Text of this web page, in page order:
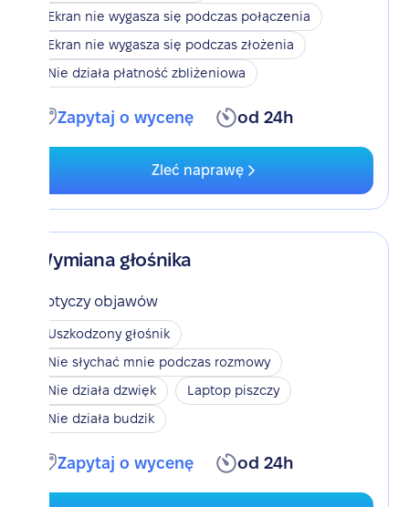
Ekran nie wygasza się podczas połączenia
Ekran nie wygasza się podczas złożenia
Nie działa płatność zbliżeniowa
Zapytaj o wycenę od 24h
Zleć naprawę
Wymiana głośnika
Dotyczy objawów
Uszkodzony głośnik
Nie słychać mnie podczas rozmowy
Nie działa dzwięk
Laptop piszczy
Nie działa budzik
Zapytaj o wycenę od 24h